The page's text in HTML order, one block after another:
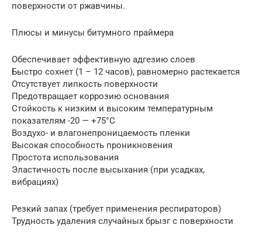
поверхности от ржавчины.
Плюсы и минусы битумного праймера
Обеспечивает эффективную адгезию слоев
Быстро сохнет (1 – 12 часов), равномерно растекается
Отсутствует липкость поверхности
Предотвращает коррозию основания
Стойкость к низким и высоким температурным
показателям -20 — +75°С
Воздухо- и влагонепроницаемость пленки
Высокая способность проникновения
Простота использования
Эластичность после высыхания (при усадках,
вибрациях)
Резкий запах (требует применения респираторов)
Трудность удаления случайных брызг с поверхности